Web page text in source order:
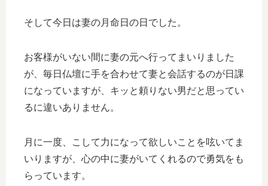
そして今日は妻の月命日の日でした。
お客様がいない間に妻の元へ行ってまいりました
が、毎日仏壇に手を合わせて妻と会話するのが日課
になっていますが、キッと頼りない男だと思ってい
るに違いありません。
月に一度、こして力になって欲しいことを呟いてま
いりますが、心の中に妻がいてくれるので勇気をも
らっています。